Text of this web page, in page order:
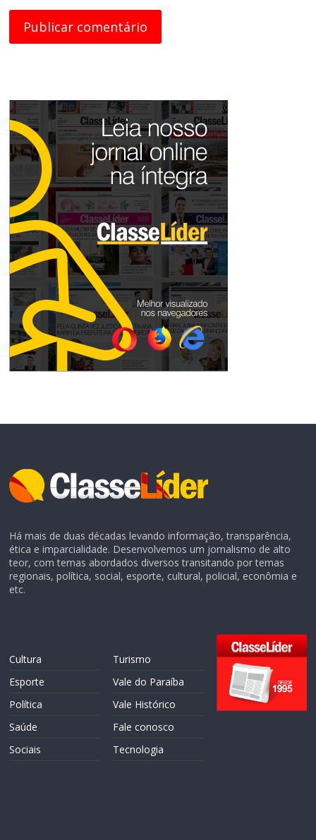
Há mais de duas décadas levando informação, transparência,
ética e imparcialidade. Desenvolvemos um jornalismo de alto
teor, com temas abordados diversos transitando por temas
regionais, política, social, esporte, cultural, policial, econômia e
etc.
Cultura
Esporte
Política
Saúde
Sociais
Turismo
Vale do Paraíba
Vale Histórico
Fale conosco
Tecnologia